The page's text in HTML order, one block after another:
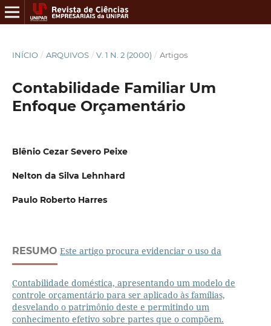
INÍCIO / ARQUIVOS / V. 1 N. 2 (2000) / Artigos
Contabilidade Familiar Um
Enfoque Orçamentário
Blênio Cezar Severo Peixe
Nelton da Silva Lehnhard
Paulo Roberto Harres
RESUMO Este artigo procura evidenciar o uso da
Contabilidade doméstica, apresentando um modelo de
controle orçamentário para ser aplicado às famílias,
desvelando o patrimônio deste e permitindo um
conhecimento efetivo sobre partes que o compõem.